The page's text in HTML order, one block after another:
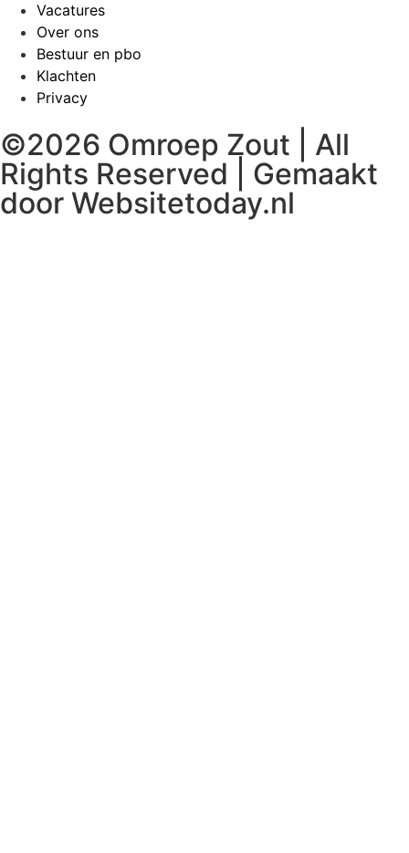
Vacatures
Over ons
Bestuur en pbo
Klachten
Privacy
©2026 Omroep Zout | All
Rights Reserved | Gemaakt
door Websitetoday.nl